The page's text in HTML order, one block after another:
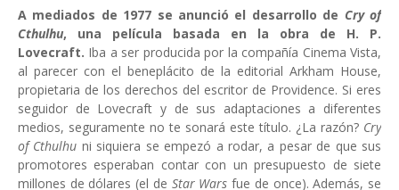
A mediados de 1977 se anunció el desarrollo de Cry of
Cthulhu, una película basada en la obra de H. P.
Lovecraft. Iba a ser producida por la compañía Cinema Vista,
al parecer con el beneplácito de la editorial Arkham House,
propietaria de los derechos del escritor de Providence. Si eres
seguidor de Lovecraft y de sus adaptaciones a diferentes
medios, seguramente no te sonará este título. ¿La razón? Cry
of Cthulhu ni siquiera se empezó a rodar, a pesar de que sus
promotores esperaban contar con un presupuesto de siete
millones de dólares (el de Star Wars fue de once). Además, se